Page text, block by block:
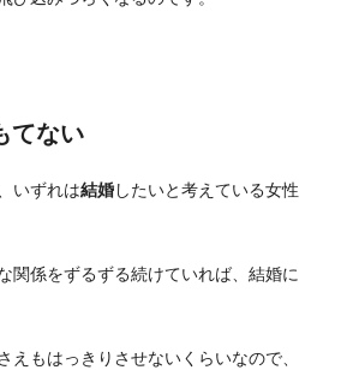
てない
いずれは結婚したいと考えている女性
関係をずるずる続けていれば、結婚に
えもはっきりさせないくらいなので、